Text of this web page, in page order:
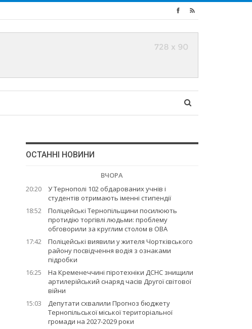
ОСТАННІ НОВИНИ
ВЧОРА
20:20
У Тернополі 102 обдарованих учнів і
студентів отримають іменні стипендії
18:52
Поліцейські Тернопільщини посилюють
протидію торгівлі людьми: проблему
обговорили за круглим столом в ОВА
17:42
Поліцейські виявили у жителя Чортківського
району посвідчення водія з ознаками
підробки
16:25
На Кременеччині піротехніки ДСНС знищили
артилерійський снаряд часів Другої світової
війни
15:03
Депутати схвалили Прогноз бюджету
Тернопільської міської територіальної
громади на 2027-2029 роки